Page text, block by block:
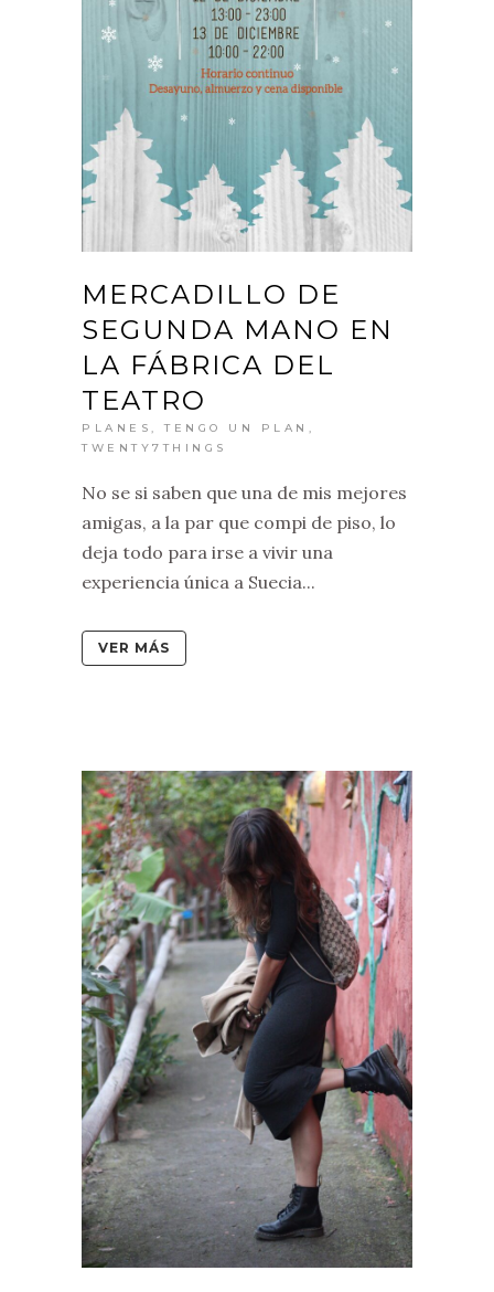
MERCADILLO DE
SEGUNDA MANO EN
LA FÁBRICA DEL
TEATRO
PLANES ,TENGO UN PLAN ,
TWENTY7THINGS
No se si saben que una de mis mejores
amigas, a la par que compi de piso, lo
deja todo para irse a vivir una
experiencia única a Suecia...
VER MÁS